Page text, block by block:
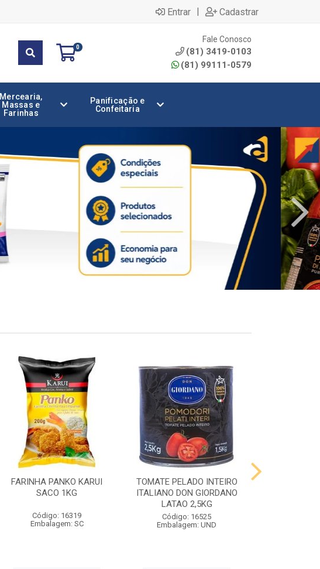
Entrar | Cadastrar
0
Fale Conosco
(81) 3419-0103
(81) 99111-0579
Mercearia,
Massas e
Farinhas
Panificação e
Confeitaria
FARINHA PANKO KARUI
SACO 1KG
Código: 16319
Embalagem: SC
TOMATE PELADO INTEIRO
ITALIANO DON GIORDANO
LATAO 2,5KG
Código: 16525
Embalagem: UND